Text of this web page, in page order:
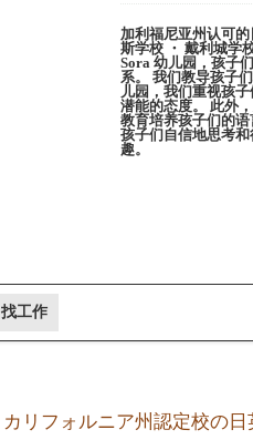
加利福尼亚州认可
斯学校 ・ 戴利城学
Sora 幼儿园，孩子
系。 我们教导孩子
儿园，我们重视孩
潜能的态度。 此外
教育培养孩子们的
孩子们自信地思考
趣。
找工作
カリフォルニア州認定校の